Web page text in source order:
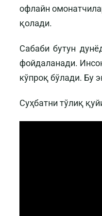
офлайн
қолади.
Сабаби бутун
фойдаланади.
кўпроқ бўлади. Бу
Суҳбатни тўлиқ